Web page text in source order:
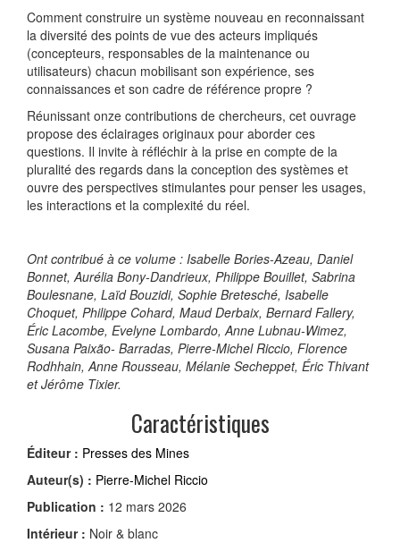
Comment construire un système nouveau en reconnaissant
la diversité des points de vue des acteurs impliqués
(concepteurs, responsables de la maintenance ou
utilisateurs) chacun mobilisant son expérience, ses
connaissances et son cadre de référence propre ?
Réunissant onze contributions de chercheurs, cet ouvrage
propose des éclairages originaux pour aborder ces
questions. Il invite à réfléchir à la prise en compte de la
pluralité des regards dans la conception des systèmes et
ouvre des perspectives stimulantes pour penser les usages,
les interactions et la complexité du réel.
Ont contribué à ce volume : Isabelle Bories-Azeau, Daniel
Bonnet, Aurélia Bony-Dandrieux, Philippe Bouillet, Sabrina
Boulesnane, Laïd Bouzidi, Sophie Bretesché, Isabelle
Choquet, Philippe Cohard, Maud Derbaix, Bernard Fallery,
Éric Lacombe, Evelyne Lombardo, Anne Lubnau-Wimez,
Susana Paixão- Barradas, Pierre-Michel Riccio, Florence
Rodhhain, Anne Rousseau, Mélanie Secheppet, Éric Thivant
et Jérôme Tixier.
Caractéristiques
Éditeur : Presses des Mines
Auteur(s) : Pierre-Michel Riccio
Publication : 12 mars 2026
Intérieur : Noir & blanc